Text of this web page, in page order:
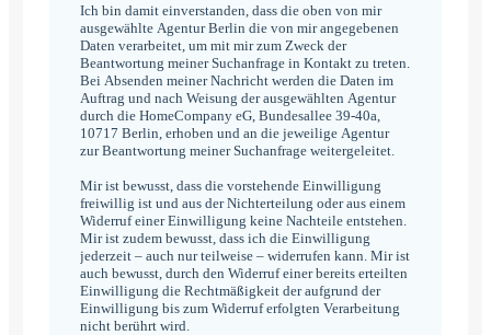
Ich bin damit einverstanden, dass die oben von mir
ausgewählte Agentur Berlin die von mir angegebenen
Daten verarbeitet, um mit mir zum Zweck der
Beantwortung meiner Suchanfrage in Kontakt zu treten.
Bei Absenden meiner Nachricht werden die Daten im
Auftrag und nach Weisung der ausgewählten Agentur
durch die HomeCompany eG, Bundesallee 39-40a,
10717 Berlin, erhoben und an die jeweilige Agentur
zur Beantwortung meiner Suchanfrage weitergeleitet.
Mir ist bewusst, dass die vorstehende Einwilligung
freiwillig ist und aus der Nichterteilung oder aus einem
Widerruf einer Einwilligung keine Nachteile entstehen.
Mir ist zudem bewusst, dass ich die Einwilligung
jederzeit – auch nur teilweise – widerrufen kann. Mir ist
auch bewusst, durch den Widerruf einer bereits erteilten
Einwilligung die Rechtmäßigkeit der aufgrund der
Einwilligung bis zum Widerruf erfolgten Verarbeitung
nicht berührt wird.